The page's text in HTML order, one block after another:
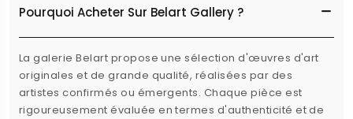
Pourquoi Acheter Sur Belart Gallery ?
La galerie Belart propose une sélection d'œuvres d'art
originales et de grande qualité, réalisées par des
artistes confirmés ou émergents. Chaque pièce est
rigoureusement évaluée en termes d'authenticité et de